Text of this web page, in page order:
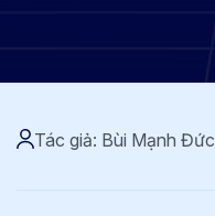
Tác giả: Bùi Mạnh Đức